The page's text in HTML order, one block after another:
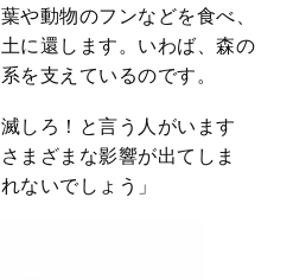
や動物のフンなどを食べ、
に還します。いわば、森の
を支えているのです。
しろ！と言う人がいます
まざまな影響が出てしま
ないでしょう」